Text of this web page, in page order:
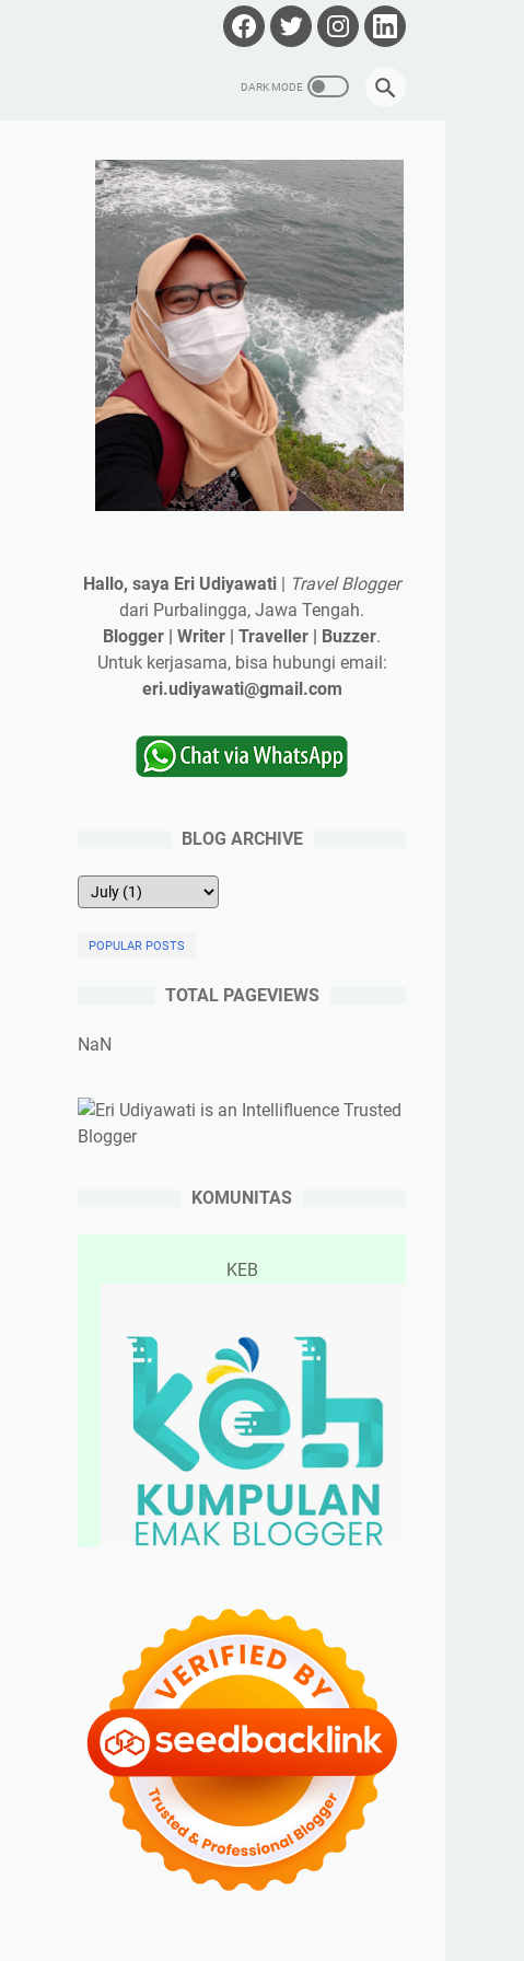
Hallo, saya Eri Udiyawati | Travel Blogger
dari Purbalingga, Jawa Tengah.
Blogger | Writer | Traveller | Buzzer.
Untuk kerjasama, bisa hubungi email:
eri.udiyawati@gmail.com
BLOG ARCHIVE
POPULAR POSTS
TOTAL PAGEVIEWS
NaN
KOMUNITAS
KEB
BLOGGER PEREMPUAN